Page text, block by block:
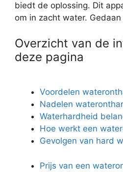
biedt de oplossing. Dit
om in zacht water.
Overzicht van de
deze pagina
Voordelen
Nadelen
Waterhardheid
Hoe werkt een
Gevolgen van hard
Prijs van een